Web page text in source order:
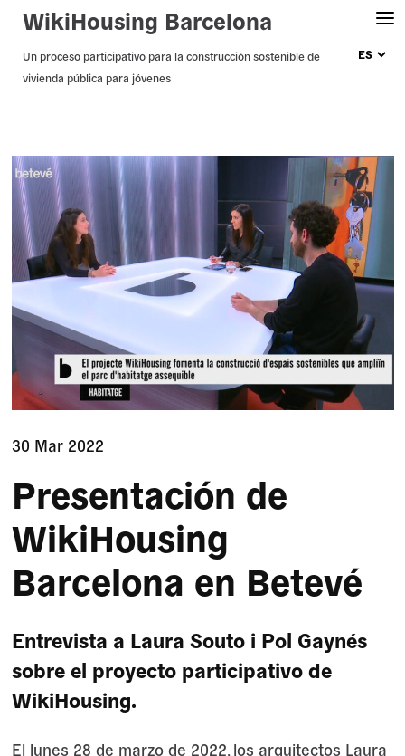
Skip
WikiHousing Barcelona
Un proceso participativo para la construcción sostenible de
vivienda pública para jóvenes
30 Mar 2022
Presentación de
WikiHousing
Barcelona en Betevé
Entrevista a Laura Souto i Pol Gaynés
sobre el proyecto participativo de
WikiHousing.
El lunes 28 de marzo de 2022, los arquitectos Laura